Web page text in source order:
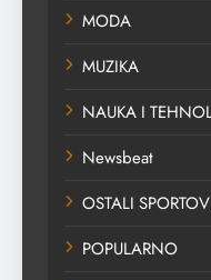
MODA
MUZIKA
NAUKA I
Newsbeat
OSTALI
POPULARNO